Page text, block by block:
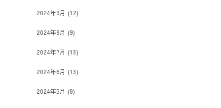
2024年9月 (12)
2024年8月 (9)
2024年7月 (13)
2024年6月 (13)
2024年5月 (8)